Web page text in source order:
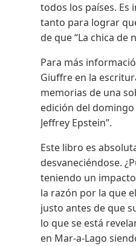
todos los países.
tanto para lograr
de que “La chica de
Para más
Giuffre en la
memorias de una
edición del
Jeffrey Epstein”.
Este libro es
desvaneciéndose.
teniendo un
la razón por la que
justo antes de que
lo que se está
en Mar-a-Lago